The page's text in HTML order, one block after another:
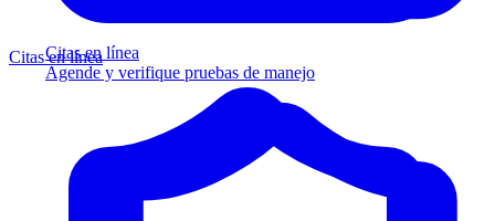
Citas en línea
Agende y verifique pruebas de manejo
Citas en línea